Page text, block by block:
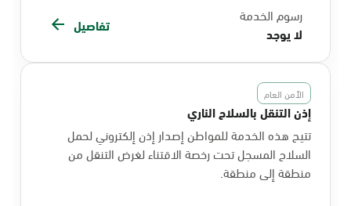
رسوم الخدمة
لا يوجد
تفاصيل
الأمن العام
إذن التنقل بالسلاح الناري
تتيح هذه الخدمة للمواطن إصدار إذن إلكتروني لحمل
السلاح المسجل تحت رخصة الاقتناء لغرض التنقل من
منطقة إلى منطقة.